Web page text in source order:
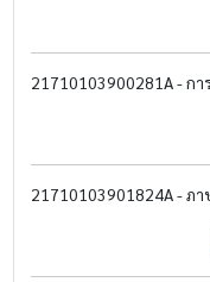
21710103900281A - กา
21710103901824A - ภ